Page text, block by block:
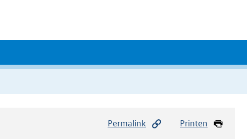
Permalink Printen